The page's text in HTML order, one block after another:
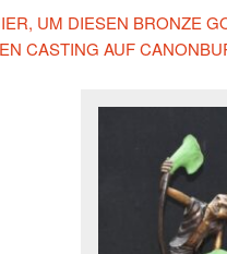
UM DIESEN BRONZE
CASTING AUF